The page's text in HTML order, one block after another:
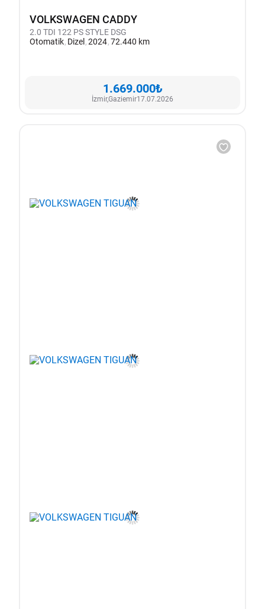
VOLKSWAGEN CADDY
2.0 TDI 122 PS STYLE DSG
Otomatik Dizel202472.440 km
1.669.000₺
İzmir,Gaziemir17.07.2026